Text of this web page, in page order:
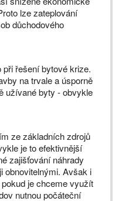
lze zateplování
důchodového
při řešení bytové krize.
na trvale a úsporně
užívané byty - obvykle
ze základních zdrojů
je to efektivnější
zajišťování náhrady
obnovitelnými. Avšak i
je chceme využít
nutnou počáteční